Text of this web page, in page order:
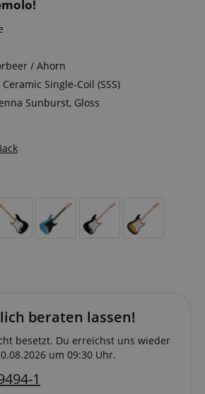
/ Ahorn
Single-Coil (SSS)
Sunburst, Gloss
beraten lassen!
besetzt. Du erreichst uns wieder
um 09:30 Uhr.
1